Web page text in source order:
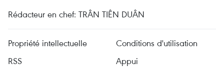
Rédacteur en chef: TRÂN TIÊN DUÂN
Propriété intellectuelle
Conditions d'utilisation
RSS
Appui